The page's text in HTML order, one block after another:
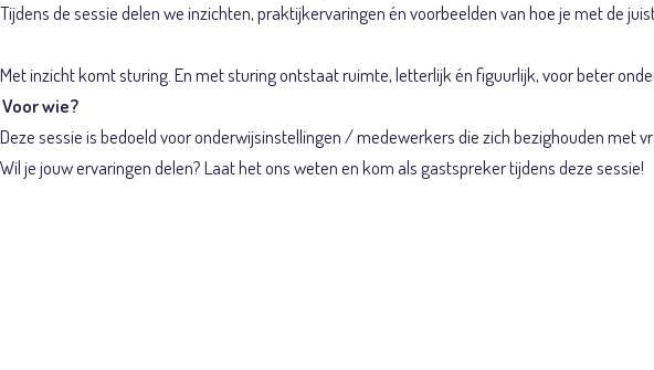
Tijdens de sessie delen we inzichten, praktijkervaringen én voorbeelden van hoe je met de
Met inzicht komt sturing. En met sturing ontstaat ruimte, letterlijk én figuurlijk, voor beter
Voor wie?
Deze sessie is bedoeld voor onderwijsinstellingen / medewerkers die zich bezighouden
Wil je jouw ervaringen delen? Laat het ons weten en kom als gastspreker tijdens deze sessie!